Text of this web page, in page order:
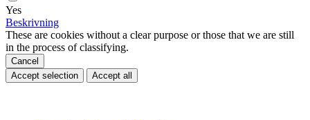
Yes
Beskrivning
These are cookies without a clear purpose or those that we are still
in the process of classifying.
Cancel
Accept selection
Accept all